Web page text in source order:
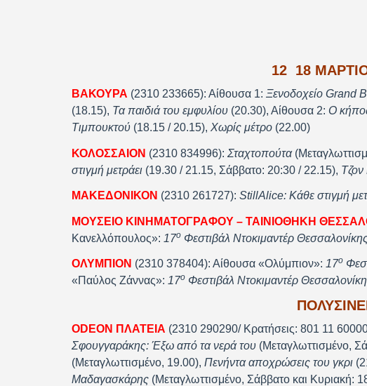
12 ­ 18
ΒΑΚΟΥΡΑ (2310 233665): Αίθουσα 1: Ξενοδοχείο Grand
(18.15), Τα παιδιά του εμφυλίου (20.30), Αίθουσα 2: Ο
Τιμπουκτού (18.15 / 20.15), Χωρίς μέτρο (22.00)
ΚΟΛΟΣΣΑΙΟΝ (2310 834996): Σταχτοπούτα
στιγμή μετράει (19.30 / 21.15, Σάββατο: 20:30 / 22.15), Τζον
ΜΑΚΕΔΟΝΙΚΟΝ (2310 261727): StillAlice: Κάθε στιγμή
ΜΟΥΣΕΙΟ ΚΙΝΗΜΑΤΟΓΡΑΦΟΥ – ΤΑΙΝΙΟΘΗΚΗ
Κανελλόπουλος»: 17ο Φεστιβάλ Ντοκιμαντέρ
ΟΛΥΜΠΙΟΝ (2310 378404): Αίθουσα «Ολύμπιον»: 17ο
«Παύλος Ζάννας»: 17ο Φεστιβάλ Ντοκιμαντέρ
ODEON ΠΛΑΤΕΙΑ (2310 290290/ Κρατήσεις: 801 11
Σφουγγαράκης: Έξω από τα νερά του (Μεταγλωττισμένο,
(Μεταγλωττισμένο, 19.00), Πενήντα αποχρώσεις του γκρι
Μαδαγασκάρης (Μεταγλωττισμένο, Σάββατο και Κυριακή: